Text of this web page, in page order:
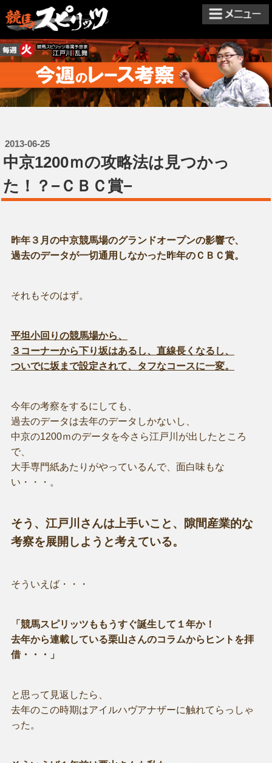
2013-06-25
中京1200ｍの攻略法は見つかっ
た！？−ＣＢＣ賞−
昨年３月の中京競馬場のグランドオープンの影響で、
過去のデータが一切通用しなかった昨年のＣＢＣ賞。
それもそのはず。
平坦小回りの競馬場から、
３コーナーから下り坂はあるし、直線長くなるし、
ついでに坂まで設定されて、タフなコースに一変。
今年の考察をするにしても、
過去のデータは去年のデータしかないし、
中京の1200ｍのデータを今さら江戸川が出したところ
で、
大手専門紙あたりがやっているんで、面白味もな
い・・・。
そう、江戸川さんは上手いこと、隙間産業的な
考察を展開しようと考えている。
そういえば・・・
「競馬スピリッツももうすぐ誕生して１年か！
去年から連載している栗山さんのコラムからヒントを拝
借・・・」
と思って見返したら、
去年のこの時期はアイルハヴアナザーに触れてらっしゃ
った。